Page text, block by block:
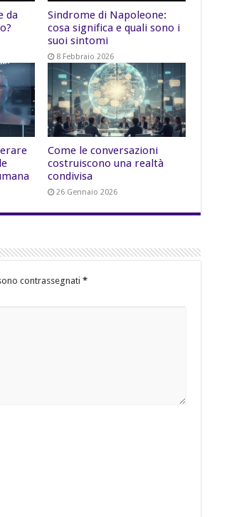
da
Sindrome di Napoleone:
cosa significa e quali sono i
suoi sintomi
8 Febbraio 2026
Come le conversazioni
costruiscono una realtà
condivisa
26 Gennaio 2026
contrassegnati *